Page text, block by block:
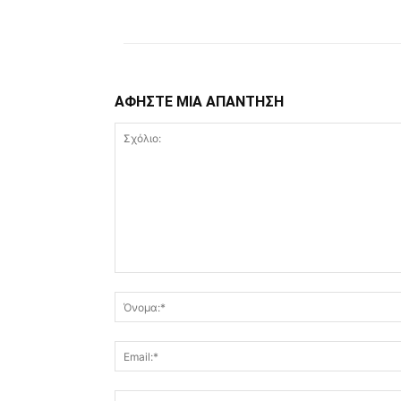
ΑΦΗΣΤΕ ΜΙΑ ΑΠΑΝΤΗΣΗ